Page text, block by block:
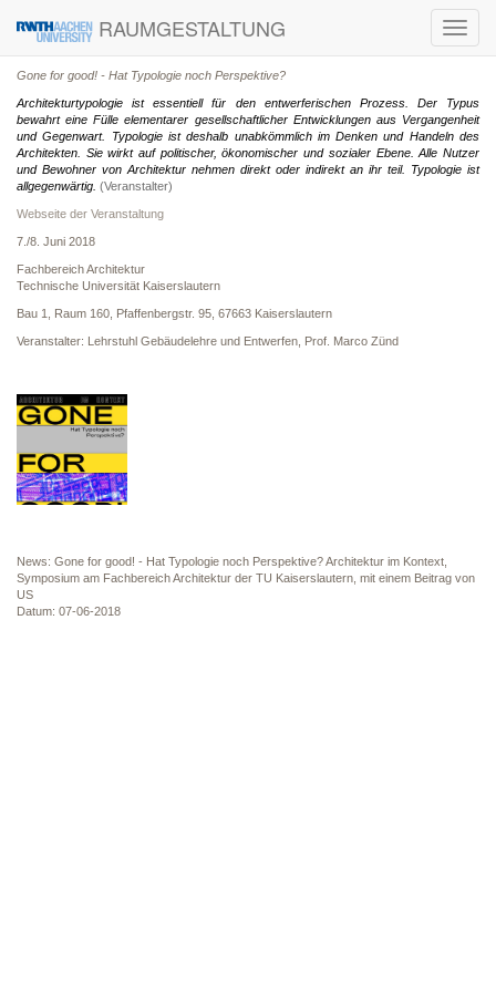
RAUMGESTALTUNG
Gone for good! - Hat Typologie noch Perspektive?
Architekturtypologie ist essentiell für den entwerferischen Prozess. Der Typus
bewahrt eine Fülle elementarer gesellschaftlicher Entwicklungen aus Vergangenheit
und Gegenwart. Typologie ist deshalb unabkömmlich im Denken und Handeln des
Architekten. Sie wirkt auf politischer, ökonomischer und sozialer Ebene. Alle Nutzer
und Bewohner von Architektur nehmen direkt oder indirekt an ihr teil. Typologie ist
allgegenwärtig. (Veranstalter)
Webseite der Veranstaltung
7./8. Juni 2018
Fachbereich Architektur
Technische Universität Kaiserslautern
Bau 1, Raum 160, Pfaffenbergstr. 95, 67663 Kaiserslautern
Veranstalter: Lehrstuhl Gebäudelehre und Entwerfen, Prof. Marco Zünd
News: Gone for good! - Hat Typologie noch Perspektive? Architektur im Kontext,
Symposium am Fachbereich Architektur der TU Kaiserslautern, mit einem Beitrag von
US
Datum: 07-06-2018